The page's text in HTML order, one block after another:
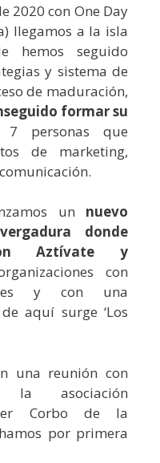
2020 con One Day
llegamos a la isla
hemos seguido
y sistema de
de maduración,
formar su
personas que
de marketing,
un nuevo
donde
Aztívate y
con
y con una
aquí surge ‘Los
una reunión con
asociación
Corbo de la
por primera